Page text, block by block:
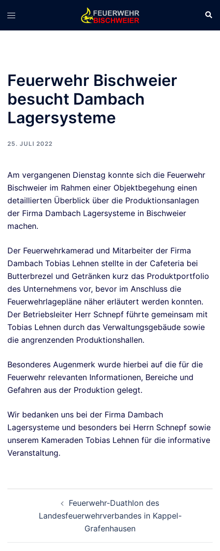
Inhalt
springen
Menü
Feuerwehr Bischweier
besucht Dambach
Lagersysteme
25. JULI 2022
Am vergangenen Dienstag konnte sich die Feuerwehr
Bischweier im Rahmen einer Objektbegehung einen
detaillierten Überblick über die Produktionsanlagen
der Firma Dambach Lagersysteme in Bischweier
machen.
Der Feuerwehrkamerad und Mitarbeiter der Firma
Dambach Tobias Lehnen stellte in der Cafeteria bei
Butterbrezel und Getränken kurz das Produktportfolio
des Unternehmens vor, bevor im Anschluss die
Feuerwehrlagepläne näher erläutert werden konnten.
Der Betriebsleiter Herr Schnepf führte gemeinsam mit
Tobias Lehnen durch das Verwaltungsgebäude sowie
die angrenzenden Produktionshallen.
Besonderes Augenmerk wurde hierbei auf die für die
Feuerwehr relevanten Informationen, Bereiche und
Gefahren aus der Produktion gelegt.
Wir bedanken uns bei der Firma Dambach
Lagersysteme und besonders bei Herrn Schnepf sowie
unserem Kameraden Tobias Lehnen für die informative
Veranstaltung.
Feuerwehr-Duathlon des
Landesfeuerwehrverbandes in Kappel-
Grafenhausen